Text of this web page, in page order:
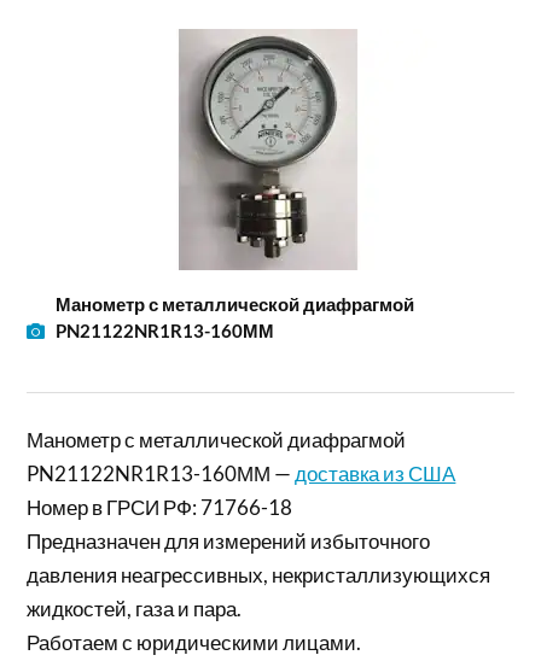
Манометр с металлической диафрагмой
PN21122NR1R13-160ММ
Манометр с металлической диафрагмой
PN21122NR1R13-160ММ — доставка из США
Номер в ГРСИ РФ: 71766-18
Предназначен для измерений избыточного
давления неагрессивных, некристаллизующихся
жидкостей, газа и пара.
Работаем с юридическими лицами.